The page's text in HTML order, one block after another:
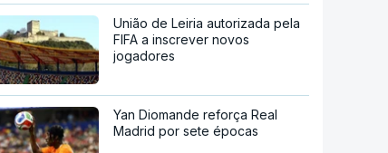
União de Leiria autorizada pela
FIFA a inscrever novos
jogadores
Yan Diomande reforça Real
Madrid por sete épocas